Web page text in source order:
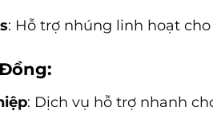
: Hỗ trợ nhúng linh hoạt
: Dịch vụ hỗ trợ nhanh